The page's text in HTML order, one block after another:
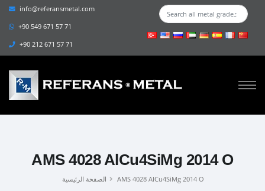
info@referansmetal.com
+90 549 671 57 71
+90 212 671 57 71
AMS 4028 AlCu4SiMg 2014 O
الصفحة الرئيسية AMS 4028 AlCu4SiMg 2014 O